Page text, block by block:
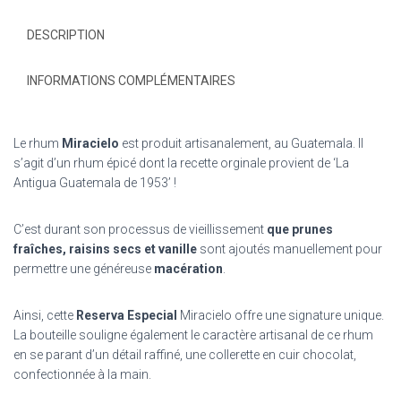
DESCRIPTION
INFORMATIONS COMPLÉMENTAIRES
Le rhum Miracielo est produit artisanalement, au Guatemala. Il
s’agit d’un rhum épicé dont la recette orginale provient de ‘La
Antigua Guatemala de 1953’ !
C’est durant son processus de vieillissement que prunes
fraîches, raisins secs et vanille sont ajoutés manuellement pour
permettre une généreuse macération
Ainsi, cette Reserva Especial Miracielo offre une signature unique.
La bouteille souligne également le caractère artisanal de ce rhum
en se parant d’un détail raffiné, une collerette en cuir chocolat,
confectionnée à la main.